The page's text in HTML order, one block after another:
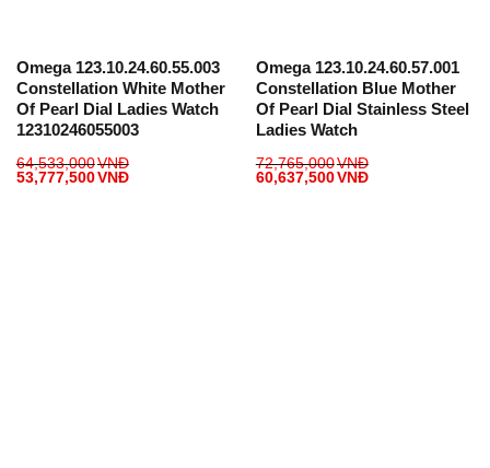
Omega 123.10.24.60.55.003
Constellation White Mother
Of Pearl Dial Ladies Watch
12310246055003
64,533,000VNĐ
53,777,500VNĐ
Omega 123.10.24.60.57.001
Constellation Blue Mother
Of Pearl Dial Stainless Steel
Ladies Watch
72,765,000VNĐ
60,637,500VNĐ